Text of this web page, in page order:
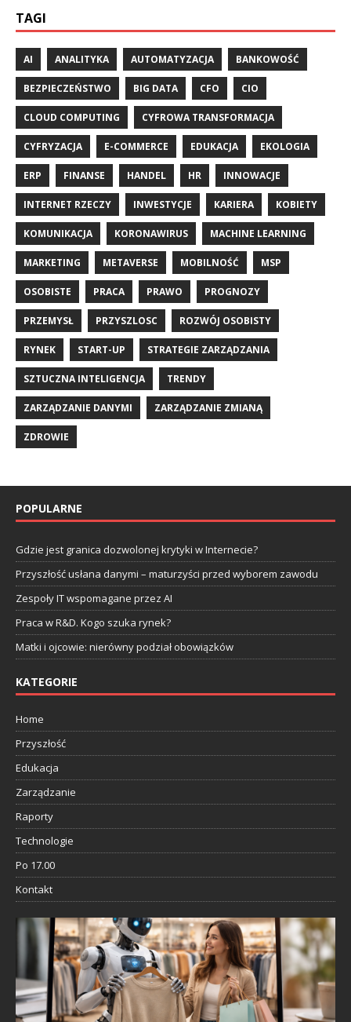
TAGI
AI ANALITYKA AUTOMATYZACJA BANKOWOŚĆ
BEZPIECZEŃSTWO BIG DATA CFO CIO
CLOUD COMPUTING CYFROWA TRANSFORMACJA
CYFRYZACJA E-COMMERCE EDUKACJA EKOLOGIA
ERP FINANSE HANDEL HR INNOWACJE
INTERNET RZECZY INWESTYCJE KARIERA KOBIETY
KOMUNIKACJA KORONAWIRUS MACHINE LEARNING
MARKETING METAVERSE MOBILNOŚĆ MSP
OSOBISTE PRACA PRAWO PROGNOZY
PRZEMYSŁ PRZYSZLOSC ROZWÓJ OSOBISTY
RYNEK START-UP STRATEGIE ZARZĄDZANIA
SZTUCZNA INTELIGENCJA TRENDY
ZARZĄDZANIE DANYMI ZARZĄDZANIE ZMIANĄ
ZDROWIE
POPULARNE
Gdzie jest granica dozwolonej krytyki w Internecie?
Przyszłość usłana danymi – maturzyści przed wyborem zawodu
Zespoły IT wspomagane przez AI
Praca w R&D. Kogo szuka rynek?
Matki i ojcowie: nierówny podział obowiązków
KATEGORIE
Home
Przyszłość
Edukacja
Zarządzanie
Raporty
Technologie
Po 17.00
Kontakt